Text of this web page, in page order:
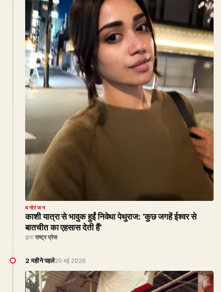
मनोरंजन
काशी यात्रा से भावुक हुईं निवेथा पेथुराज: 'कुछ जगहें ईश्वर से
बातचीत का एहसास देती हैं'
द्वारा राष्ट्र प्रेस
2 महीने पहले20 मई 2026